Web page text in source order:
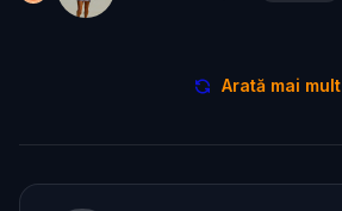
Arată mai mult